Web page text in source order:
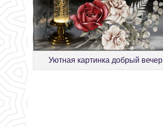
Уютная картинка добрый вечер